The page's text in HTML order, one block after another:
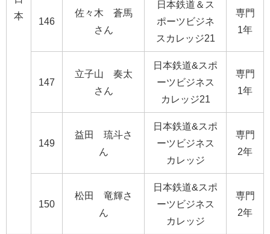
本
146
佐々木 蒼馬
さん
日本鉄道＆ス
ポーツビジネ
スカレッジ21
専門
1年
147
立子山 奏太
さん
日本鉄道&スポ
ーツビジネス
カレッジ21
専門
1年
149
益田 琉斗さ
ん
日本鉄道&スポ
ーツビジネス
カレッジ
専門
2年
150
松田 竜輝さ
ん
日本鉄道&スポ
ーツビジネス
カレッジ
専門
2年